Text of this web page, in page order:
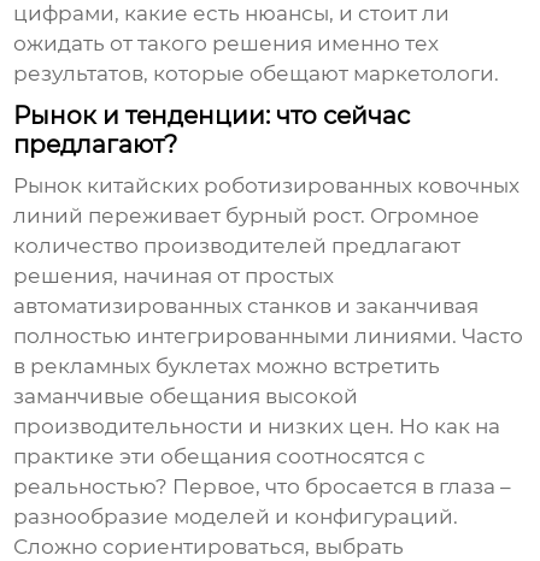
цифрами, какие есть нюансы, и стоит ли
ожидать от такого решения именно тех
результатов, которые обещают маркетологи.
Рынок и тенденции: что сейчас
предлагают?
Рынок китайских роботизированных ковочных
линий переживает бурный рост. Огромное
количество производителей предлагают
решения, начиная от простых
автоматизированных станков и заканчивая
полностью интегрированными линиями. Часто
в рекламных буклетах можно встретить
заманчивые обещания высокой
производительности и низких цен. Но как на
практике эти обещания соотносятся с
реальностью? Первое, что бросается в глаза –
разнообразие моделей и конфигураций.
Сложно сориентироваться, выбрать